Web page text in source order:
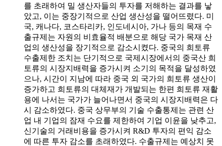
를 초래하여 밀 생산자들의 투자를 저해하는 결과를 낳
았고, 이는 중장기적으로 산업 생산성을 떨어뜨렸다. 미
국, 캐나다, 코스타리카, 인도네시아, 가나 등의 목재 수
출규제는 자원의 비효율적 배분으로 해당 국가 목재 산
업의 생산성을 장기적으로 감소시켰다. 중국의 희토류
수출제한 조치는 단기적으로 국제시장에서의 중국산 희
토류의 시장지배력을 증가시켜 소기의 목적을 달성하였
으나, 시간이 지남에 따라 중국 외 국가의 희토류 생산이
증가하고 희토류의 대체재가 개발되는 한편 희토류 재활
용에 나서는 국가가 늘어나면서 중국의 시장지배력은 다
시 감소하였다. 중국 상무부의 기술 수출통제는 관련 산
업 내 기업의 잠재 수요를 제한하여 기업 이윤을 낮추고,
신기술의 거래비용을 증가시켜 R&D 투자의 편익 감소
에 따른 투자 감소를 초래하였다. 수출규제는 예상치 못